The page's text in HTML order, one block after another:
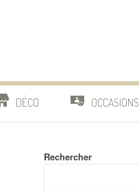
DÉCO OCCASIONS
Rechercher